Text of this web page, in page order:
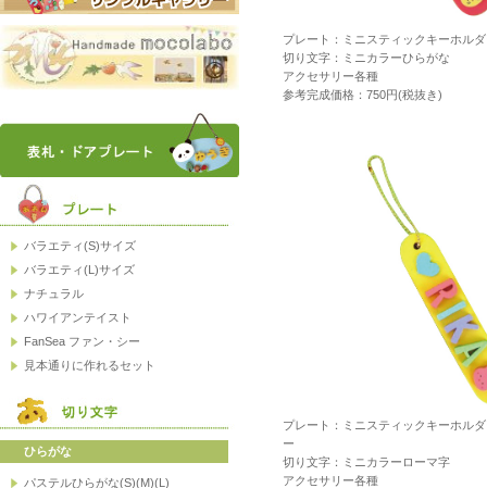
プレート：ミニスティックキーホル
切り文字：ミニカラーひらがな
アクセサリー各種
参考完成価格：750円(税抜き)
プレート：ミニスティックキーホル
ー
切り文字：ミニカラーローマ字
アクセサリー各種